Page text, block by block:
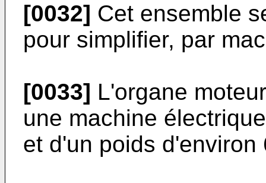
[0032] Cet ensemble
pour simplifier, par
[0033] L'organe
une machine
et d'un poids d'environ